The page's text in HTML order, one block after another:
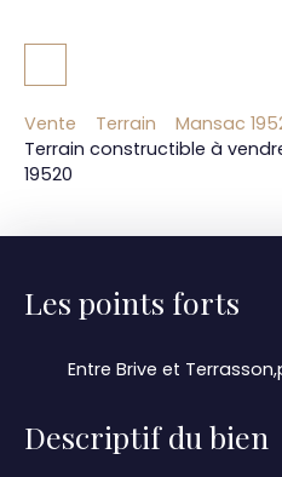
Vente Terrain
Mansac
Terrain constructible à
19520
Les points forts
Descriptif du bien